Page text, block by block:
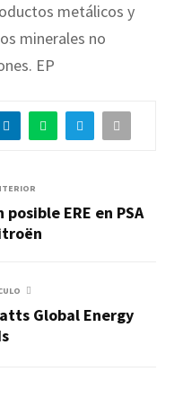
metálicos y
minerales no
EP
ERE en PSA
Global Energy